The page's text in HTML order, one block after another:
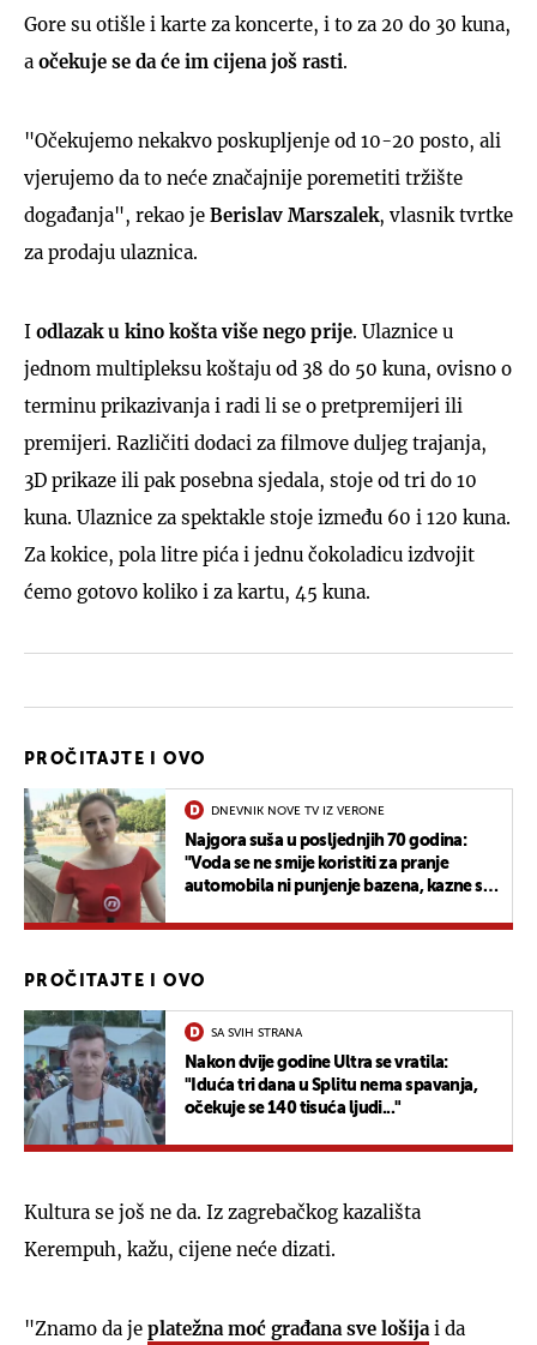
Gore su otišle i karte za koncerte, i to za 20 do 30 kuna,
a očekuje se da će im cijena još rasti.
"Očekujemo nekakvo poskupljenje od 10-20 posto, ali
vjerujemo da to neće značajnije poremetiti tržište
događanja", rekao je Berislav Marszalek, vlasnik tvrtke
za prodaju ulaznica.
I odlazak u kino košta više nego prije. Ulaznice u
jednom multipleksu koštaju od 38 do 50 kuna, ovisno o
terminu prikazivanja i radi li se o pretpremijeri ili
premijeri. Različiti dodaci za filmove duljeg trajanja,
3D prikaze ili pak posebna sjedala, stoje od tri do 10
kuna. Ulaznice za spektakle stoje između 60 i 120 kuna.
Za kokice, pola litre pića i jednu čokoladicu izdvojit
ćemo gotovo koliko i za kartu, 45 kuna.
PROČITAJTE I OVO
DNEVNIK NOVE TV IZ VERONE
Najgora suša u posljednjih 70 godina:
"Voda se ne smije koristiti za pranje
automobila ni punjenje bazena, kazne su
PROČITAJTE I OVO
SA SVIH STRANA
Nakon dvije godine Ultra se vratila:
"Iduća tri dana u Splitu nema spavanja,
očekuje se 140 tisuća ljudi..."
Kultura se još ne da. Iz zagrebačkog kazališta
Kerempuh, kažu, cijene neće dizati.
"Znamo da je platežna moć građana sve lošija i da